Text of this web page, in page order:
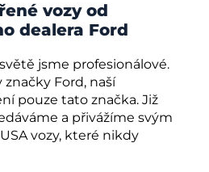
vozy od
dealera Ford
jsme profesionálové.
Ford, naší
pouze tato značka. Již
a přivážíme svým
vozy, které nikdy